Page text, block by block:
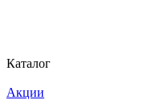
Каталог
Акции